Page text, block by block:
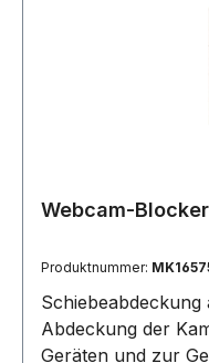
Webcam-
Produktnummer:
Abdeckung der
Geräten und zur